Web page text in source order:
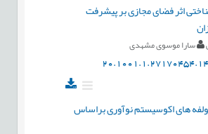
اثر فضای مجازی بر پیشرفت
سارا موسوی مشهدی
های اکوسیستم نوآوری براساس